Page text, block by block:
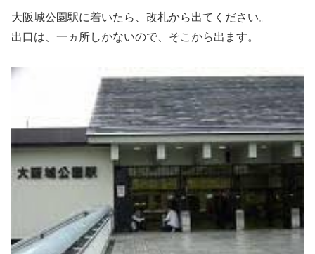
大阪城公園駅に着いたら、改札から出てください。
出口は、一ヵ所しかないので、そこから出ます。